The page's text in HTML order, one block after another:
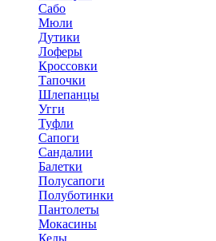
Сабо
Мюли
Дутики
Лоферы
Кроссовки
Тапочки
Шлепанцы
Угги
Туфли
Сапоги
Сандалии
Балетки
Полусапоги
Полуботинки
Пантолеты
Мокасины
Кеды